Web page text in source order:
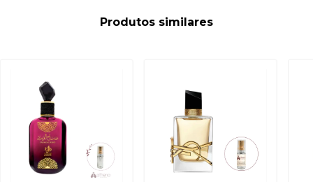
Produtos similares